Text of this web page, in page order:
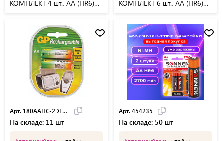
КОМПЛЕКТ 4 шт., АА (HR6)
КОМПЛЕКТ 6 шт., АА (HR6)
Арт. 180AAHC-2DECRC2
На складе: 11 шт
Арт. 454235
На складе: 50 шт